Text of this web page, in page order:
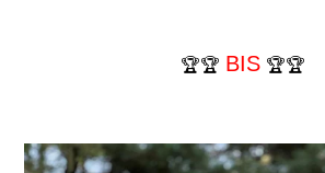
🏆🏆 BIS🏆🏆